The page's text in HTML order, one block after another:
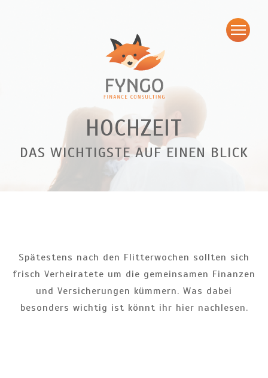
HOCHZEIT
DAS WICHTIGSTE AUF EINEN BLICK
Spätestens nach den Flitterwochen sollten sich
frisch Verheiratete um die gemeinsamen Finanzen
und Versicherungen kümmern. Was dabei
besonders wichtig ist könnt ihr hier nachlesen.